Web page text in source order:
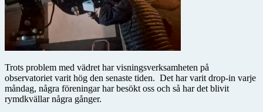
Trots problem med vädret har visningsverksamheten på
observatoriet varit hög den senaste tiden. Det har varit drop-in varje
måndag, några föreningar har besökt oss och så har det blivit
rymdkvällar några gånger.